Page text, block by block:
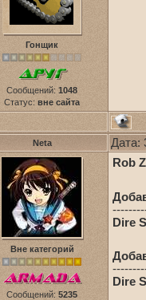
Гонщик
Сообщений: 1048
Статус: вне сайта
Neta Дата:
Вне категорий
Сообщений: 5235
Rob
Dire
Dire